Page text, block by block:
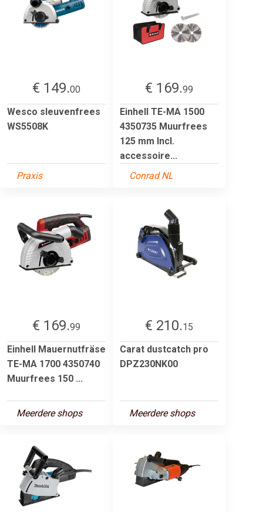
€ 149.00
Wesco sleuvenfrees
WS5508K
Praxis
€ 169.99
Einhell TE-MA 1500
4350735 Muurfrees
125 mm Incl.
accessoire...
Conrad NL
€ 169.99
Einhell Mauernutfräse
TE-MA 1700 4350740
Muurfrees 150 ...
Meerdere shops
€ 210.15
Carat dustcatch pro
DPZ230NK00
Meerdere shops